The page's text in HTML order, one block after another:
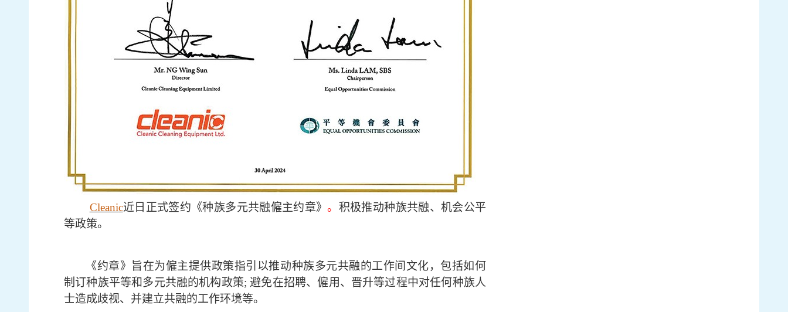
Cleanic近日 正式签约 《种族多元共融僱主约章》。 积极推动种族共融、机会公平
等政策。
《约章》旨在为僱主提供政策指引以推动种族多元共融的工作间文化，包括如何
制订种族平等和多元共融的机构政策; 避免在招聘、僱用、晋升等过程中对任何种族人
士造成歧视、并建立共融的工作环境等。